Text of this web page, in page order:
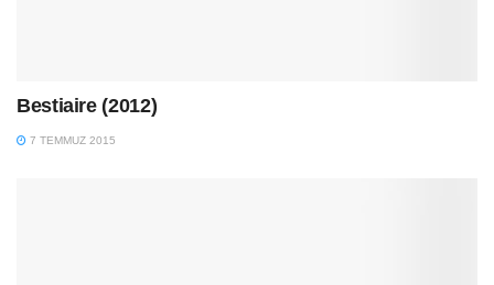
Bestiaire (2012)
7 TEMMUZ 2015